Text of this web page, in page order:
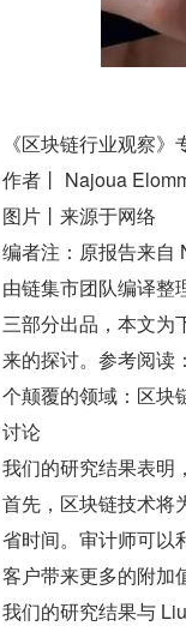
《区块链行业观察》
作者丨 Najoua
图片丨来源于网络
编者注：原报告来自
由链集市团队编译整
三部分出品，本文为
来的探讨。参考阅读
个颠覆的领域：区块
讨论
我们的研究结果表明
首先，区块链技术将
省时间。审计师可以
客户带来更多的附加
我们的研究结果与